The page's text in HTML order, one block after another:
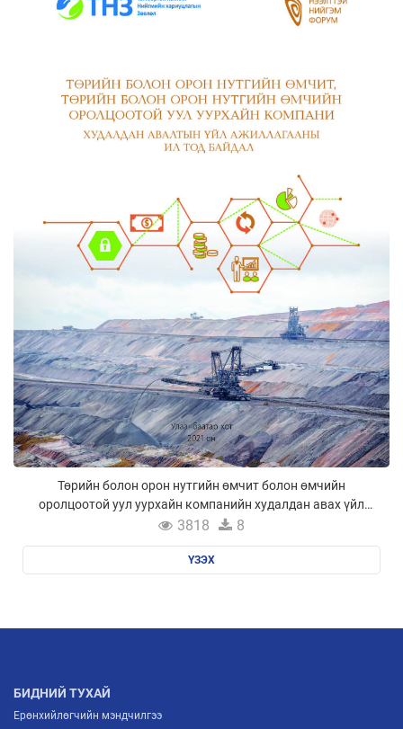
Төрийн болон орон нутгийн өмчит болон өмчийн
оролцоотой уул уурхайн компанийн худалдан авах үйл
ажиллагааны ил тод байдал
3818 8
ҮЗЭХ
БИДНИЙ ТУХАЙ
Ерөнхийлөгчийн мэндчилгээ